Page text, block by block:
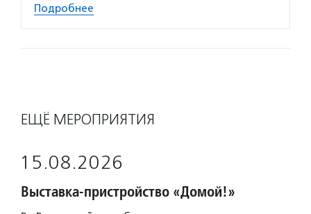
Подробнее
ЕЩЁ МЕРОПРИЯТИЯ
15.08.2026
Выставка-пристройство «Домой!»